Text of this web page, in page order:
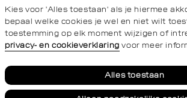
Privacy- en cookieverklaringAlgemene
Kies voor 'Alles toestaan' als je hiermee
bepaal welke cookies je wel en niet wilt
toestemming op elk moment wijzigen of
privacy- en cookieverklaring voor meer
Alles toestaan